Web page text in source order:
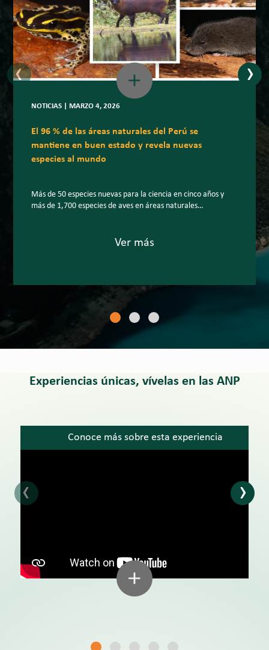
NOTICIAS | MARZO 4, 2026
El 96 % de las áreas naturales del Perú se
mantiene en buen estado y revela nuevas
especies al mundo
Más de 50 especies nuevas para la ciencia en cinco años y
más de 1,700 especies de aves en áreas naturales
creciente pérdida de biodiversidad, el Perú mantiene el 96 %
Ver más
‹ ›
Experiencias únicas, vívelas en las ANP
Conoce más sobre esta experiencia
‹ ›